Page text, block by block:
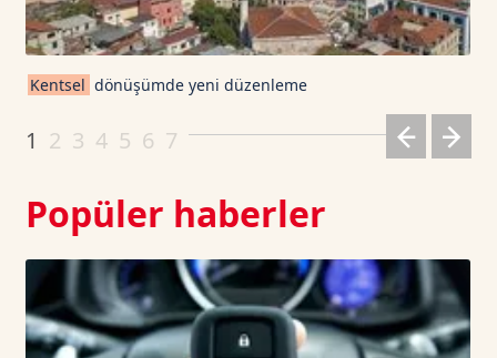
Cardano TetherUS 0.198 -1.73
Dogecoin TetherUS 0.95
Kentsel dönüşümde yeni düzenleme
1 2 3 4 5 6 7
Popüler haberler